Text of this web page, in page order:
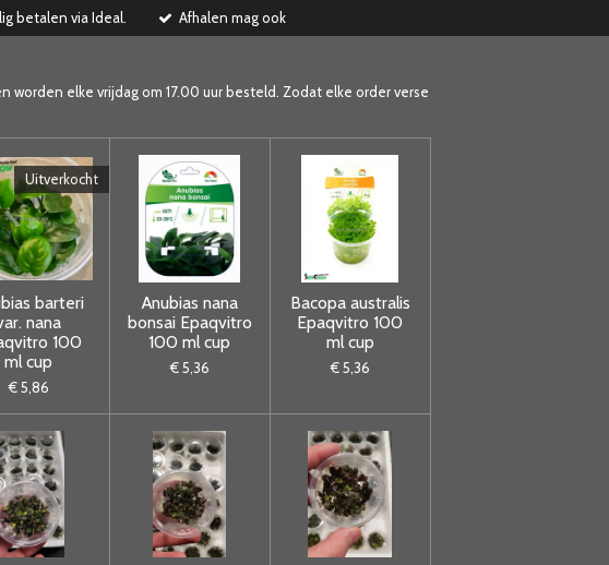
betalen via Ideal. Afhalen mag ook
worden elke vrijdag om 17.00 uur besteld. Zodat elke order verse
Uitverkocht
barteri
nana
100
ml cup
€ 5,86
Anubias nana
bonsai Epaqvitro
100 ml cup
€ 5,36
Bacopa australis
Epaqvitro 100
ml cup
€ 5,36